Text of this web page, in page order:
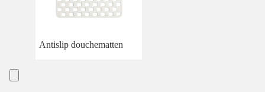
Antislip douchematten